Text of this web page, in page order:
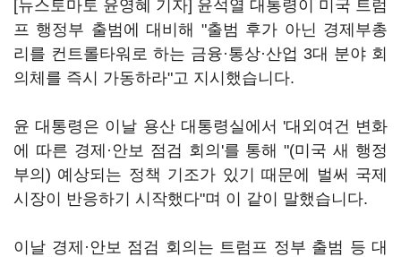
[뉴스토마토 윤영혜 기자] 윤석열 대통령이 미국 트럼
프 행정부 출범에 대비해 "출범 후가 아닌 경제부총
리를 컨트롤타워로 하는 금융·통상·산업 3대 분야 회
의체를 즉시 가동하라"고 지시했습니다.
윤 대통령은 이날 용산 대통령실에서 '대외여건 변화
에 따른 경제·안보 점검 회의'를 통해 "(미국 새 행정
부의) 예상되는 정책 기조가 있기 때문에 벌써 국제
시장이 반응하기 시작했다"며 이 같이 말했습니다.
이날 경제·안보 점검 회의는 트럼프 정부 출범 등 대